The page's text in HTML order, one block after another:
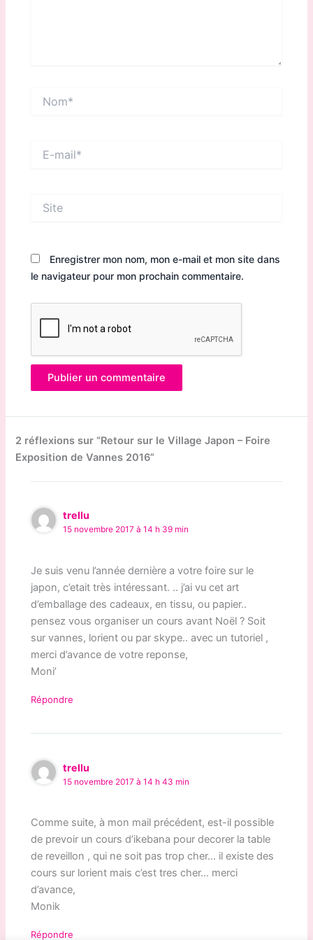
mail*
Enregistrer mon nom, mon e-mail et mon site dans
le navigateur pour mon prochain commentaire.
2 réflexions sur “Retour sur le Village Japon – Foire
Exposition de Vannes 2016”
trellu
15 novembre 2017 à 14 h 39 min
Je suis venu l’année dernière a votre foire sur le
japon, c’etait très intéressant. .. j’ai vu cet art
d’emballage des cadeaux, en tissu, ou papier..
pensez vous organiser un cours avant Noël ? Soit
sur vannes, lorient ou par skype.. avec un tutoriel ,
merci d’avance de votre reponse,
Moni’
Répondre
trellu
15 novembre 2017 à 14 h 43 min
Comme suite, à mon mail précédent, est-il possible
de prevoir un cours d’ikebana pour decorer la table
de reveillon , qui ne soit pas trop cher… il existe des
cours sur lorient mais c’est tres cher… merci
d’avance,
Monik
Répondre